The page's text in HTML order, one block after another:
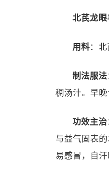
北芪龙眼
用料：北
制法服法
稠汤汁。早晚
功效主治
与益气固表
易感冒，自汗